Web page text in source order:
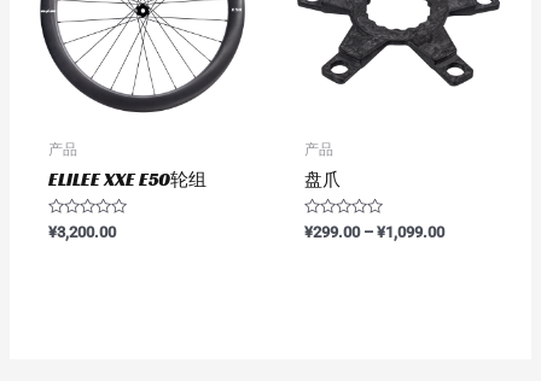
产品
ELILEE XXE E50轮组
评
分
¥3,200.00
产品
盘爪
评
分
¥299.00– ¥1,099.00